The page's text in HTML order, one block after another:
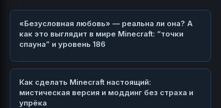
«Безусловная любовь» — реальна ли она? А
как это выглядит в мире Minecraft: “точки
спауна” и уровень 186
Как сделать Minecraft настоящий:
мистическая версия и моддинг без страха и
упрёка